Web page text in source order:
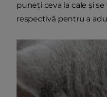
puneți ceva la cale și
respectivă pentru a